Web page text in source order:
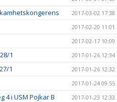
2017-03-02 17:38
2017-02-20 11:01
2017-02-17 10:09
1 2017-01-26 12:34
1 2017-01-26 12:32
2017-01-24 09:55
4 i USM Pojkar B 2017-01-23 12:33